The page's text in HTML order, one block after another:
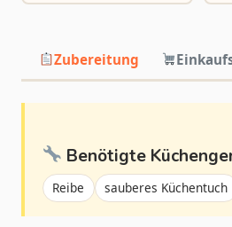
Zubereitung
Benötigte
Reibe sauberes Küchentuch